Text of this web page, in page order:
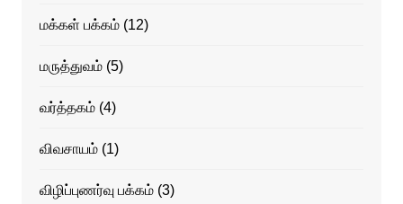
மக்கள் பக்கம்(12)
மருத்துவம்(5)
வர்த்தகம்(4)
விவசாயம்(1)
விழிப்புணர்வு பக்கம்(3)